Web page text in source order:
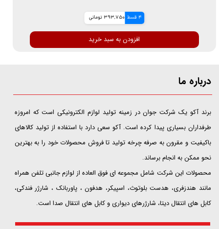
4 قسط 393,750 تومانی
افزودن به سبد خرید
درباره ما
​​​​​​​برند آکو یک شرکت جوان در زمینه تولید لوازم الکترونیکی است که امروزه
طرفداران بسیاری پیدا کرده است. آکو سعی دارد با استفاده از تولید کالاهای
باکیفیت و مقرون به صرفه چرخه تولید تا فروش محصولات خود را به بهترین
نحو ممکن به انجام برساند.
محصولات این شرکت شامل مجموعه ای فوق العاده از لوازم جانبی تلفن همراه
مانند هندزفری، هدست بلوتوث، اسپیکر، هدفون ، پاوربانک ، شارژر فندکی،
کابل های انتقال دیتا، شارژرهای دیواری و کابل های انتقال صدا است.